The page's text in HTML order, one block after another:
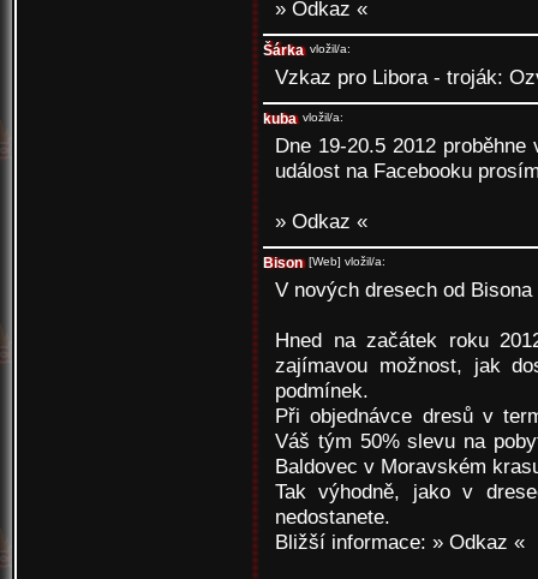
» Odkaz «
Šárka vložil/a:
Vzkaz pro Libora - troják:
kuba vložil/a:
Dne 19-20.5 2012
událost na Facebooku
» Odkaz «
Bison [Web] vložil/a:
V nových dresech od
Hned na začátek roku
zajímavou možnost, jak
podmínek.
Při objednávce dresů v
Váš tým 50% slevu na
Baldovec v Moravském
Tak výhodně, jako v
nedostanete.
Bližší informace: » Odkaz «